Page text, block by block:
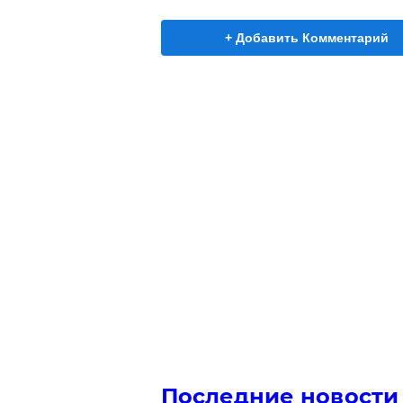
+ Добавить Комментарий
Последние новости